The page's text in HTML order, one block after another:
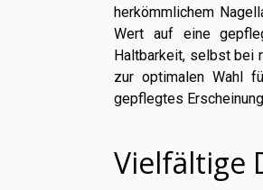
herkömmlichem
Wert auf eine
Haltbarkeit, selbst bei
zur optimalen Wahl
gepflegtes
Vielfältige